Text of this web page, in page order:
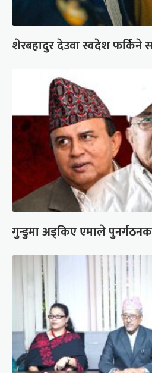
शेरबहादुर देउवा स्वदेश फर्किने
गुन्डुमा अड्किए एमाले